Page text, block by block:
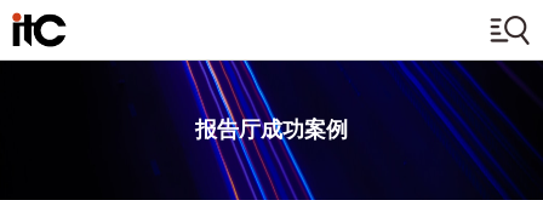
报告厅成功案例